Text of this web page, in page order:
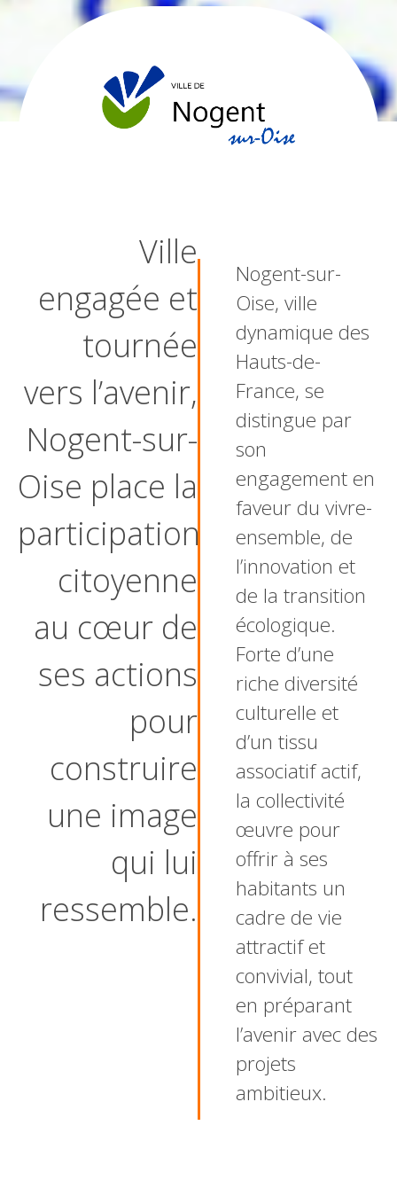
Ville
engagée et
tournée
vers l’avenir,
Nogent-sur-
Oise place la
participation
citoyenne
au cœur de
ses actions
pour
construire
une image
qui lui
ressemble.
Nogent-sur-
Oise, ville
dynamique des
Hauts-de-
France, se
distingue par
son
engagement en
faveur du vivre-
ensemble, de
l’innovation et
de la transition
écologique.
Forte d’une
riche diversité
culturelle et
d’un tissu
associatif actif,
la collectivité
œuvre pour
offrir à ses
habitants un
cadre de vie
attractif et
convivial, tout
en préparant
l’avenir avec des
projets
ambitieux.